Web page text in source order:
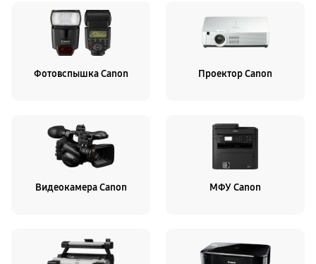
Фотовспышка Canon Проектор Canon
Видеокамера Canon МФУ Canon